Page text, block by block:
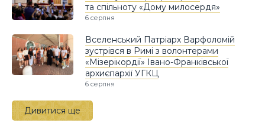
та спільноту «Дому милосердя»
6 серпня
Вселенський Патріарх Варфоломій
зустрівся в Римі з волонтерами
«Мізерікордії» Івано-Франківської
архиєпархії УГКЦ
6 серпня
Дивитися ще